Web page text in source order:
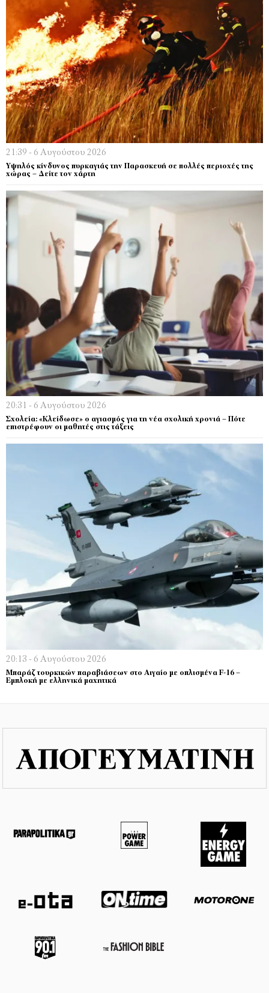
21:39 - 6 Αυγούστου 2026
Υψηλός κίνδυνος πυρκαγιάς την Παρασκευή σε πολλές περιοχές της
χώρας – Δείτε τον χάρτη
20:31 - 6 Αυγούστου 2026
Σχολεία: «Κλείδωσε» ο αγιασμός για τη νέα σχολική χρονιά – Πότε
επιστρέφουν οι μαθητές στις τάξεις
20:13 - 6 Αυγούστου 2026
Μπαράζ τουρκικών παραβιάσεων στο Αιγαίο με οπλισμένα F-16 –
Εμπλοκή με ελληνικά μαχητικά